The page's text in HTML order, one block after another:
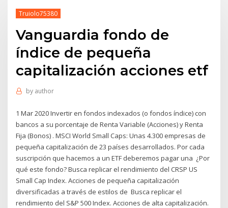
Truiolo75380
Vanguardia fondo de
índice de pequeña
capitalización acciones etf
by author
1 Mar 2020 Invertir en fondos indexados (o fondos índice) con
bancos a su porcentaje de Renta Variable (Acciones) y Renta
Fija (Bonos) . MSCI World Small Caps: Unas 4.300 empresas de
pequeña capitalización de 23 países desarrollados. Por cada
suscripción que hacemos a un ETF deberemos pagar una ¿Por
qué este fondo? Busca replicar el rendimiento del CRSP US
Small Cap Index. Acciones de pequeña capitalización
diversificadas a través de estilos de Busca replicar el
rendimiento del S&P 500 Index. Acciones de alta capitalización.